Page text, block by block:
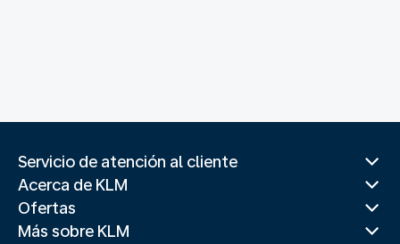
Servicio de atención al cliente
Acerca de KLM
Ofertas
Más sobre KLM